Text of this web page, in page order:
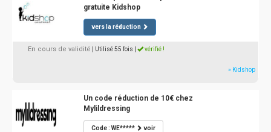
gratuite Kidshop
vers la réduction
En cours de validité | Utilisé 55 fois vérifié !
» Kidshop
Un code réduction de 10€ chez
Mylildressing
Code : WE***** voir